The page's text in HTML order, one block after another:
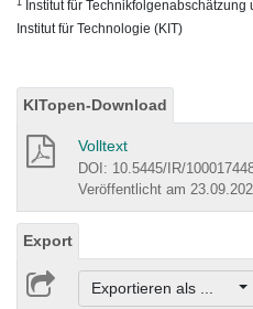
Institut für
Institut für Technologie (KIT)
KITopen-Download
Volltext
DOI: 10.5445/IR/
Veröffentlicht am
Export
Exportieren als ...